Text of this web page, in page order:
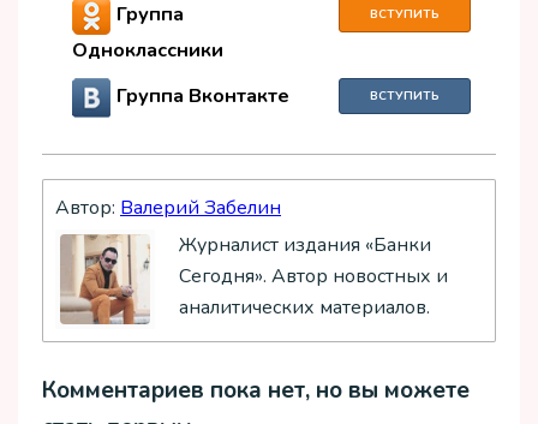
Группа
Одноклассники
ВСТУПИТЬ
Группа Вконтакте ВСТУПИТЬ
Автор: Валерий Забелин
Журналист издания «Банки
Сегодня». Автор новостных и
аналитических материалов.
Комментариев пока нет, но вы можете